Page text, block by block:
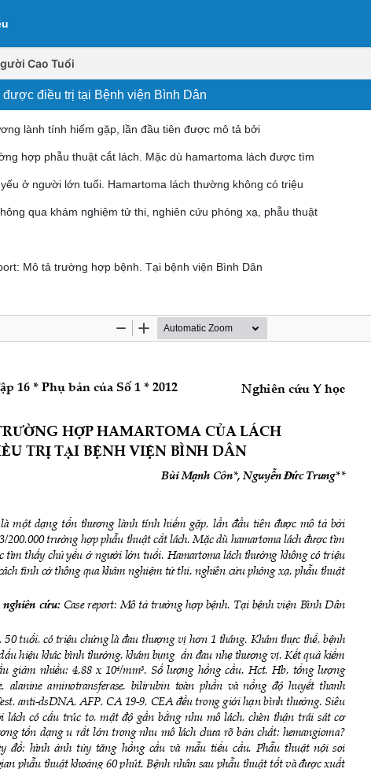
Cao Tuổi
điều trị tại Bệnh viện Bình Dân
lành tính hiếm gặp, lần đầu tiên được mô tả bởi
hợp phẫu thuật cắt lách. Mặc dù hamartoma lách được tìm
ở người lớn tuổi. Hamartoma lách thường không có triệu
qua khám nghiệm tử thi, nghiên cứu phóng xạ, phẫu thuật
Mô tả trường hợp bệnh. Tại bệnh viện Bình Dân